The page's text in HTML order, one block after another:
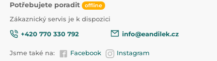
Potřebujete poradit offline
Zákaznický servis je k dispozici
+420 770 330 792
info@eandilek.cz
Jsme také na: Facebook Instagram